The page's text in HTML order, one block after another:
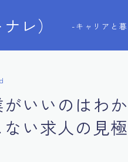
レ） -キャリアと
がいいのはわ
い求人の見